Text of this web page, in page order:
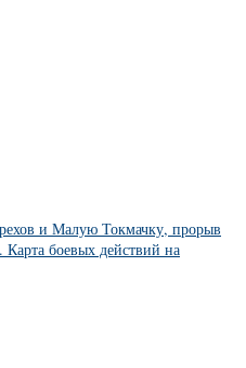
и Малую Токмачку, прорыв
боевых действий на